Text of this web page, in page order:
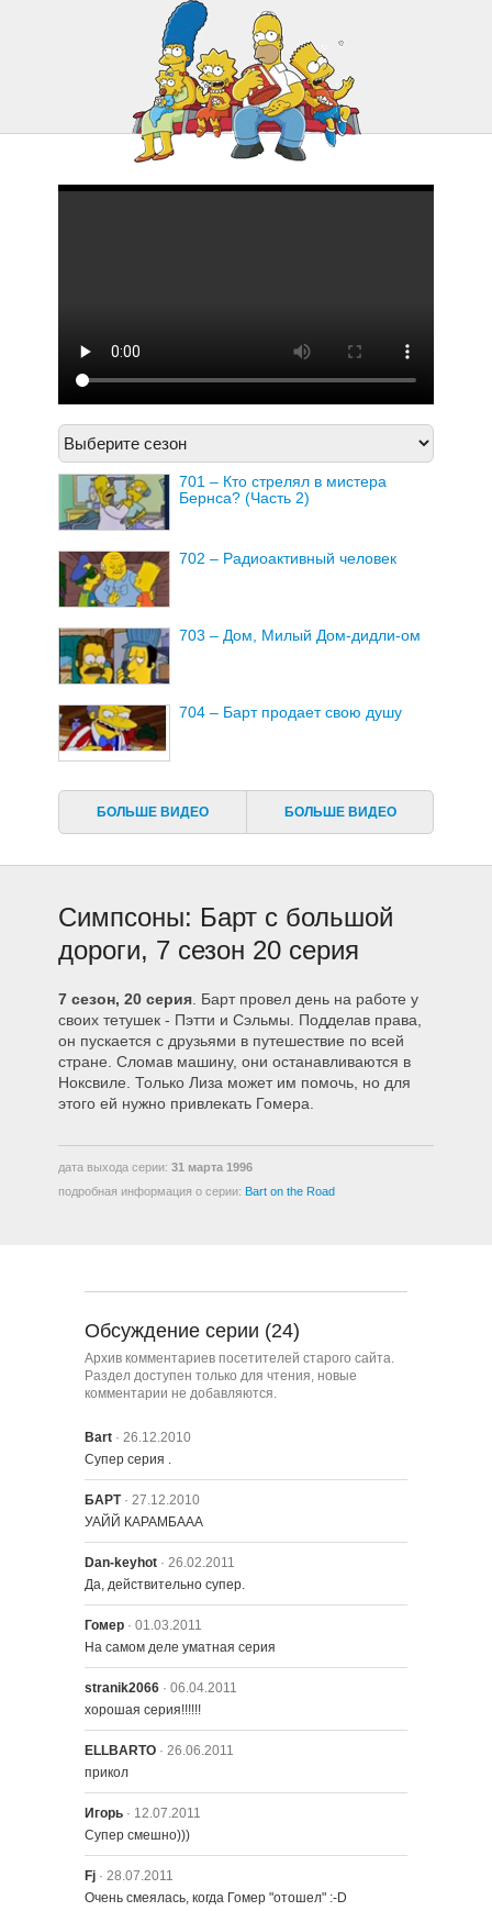
725 – Лето на пляже
701 – Кто стрелял в мистера
Бернса? (Часть 2)
702 – Радиоактивный человек
703 – Дом, Милый Дом-дидли-ом
704 – Барт продает свою душу
707 – Гомер Королевского
Размера
708 – Бабушка Симпсон
709 – Последний Выход Шестерки
Боба
710 – Грандиозный 138й эпизод
«Симпсонов»
713 – Два Плохих Соседа
715 – Барт Сыщик
716 – Любознательная Лиза
717 – Гомер как Смитерс
718 – День Когда Умерло Насилие
719 – Рыба по имени Сэльма
720 – Барт с большой дороги
БОЛЬШЕ ВИДЕО БОЛЬШЕ ВИДЕО
Симпсоны: Барт с большой
дороги, 7 сезон 20 серия
7 сезон, 20 серия . Барт провел день на работе у
своих тетушек - Пэтти и Сэльмы. Подделав права,
он пускается с друзьями в путешествие по всей
стране. Сломав машину, они останавливаются в
Ноксвиле. Только Лиза может им помочь, но для
этого ей нужно привлекать Гомера.
дата выхода серии: 31 марта 1996
подробная информация о серии: Bart on the Road
Обсуждение серии (24)
Архив комментариев посетителей старого сайта.
Раздел доступен только для чтения, новые
комментарии не добавляются.
Bart · 26.12.2010
Супер серия .
БАРТ· 27.12.2010
УАЙЙ КАРАМБААА
Dan-keyhot · 26.02.2011
Да, действительно супер.
Гомер · 01.03.2011
На самом деле уматная серия
stranik2066 · 06.04.2011
хорошая серия!!!!!!
ELLBARTO · 26.06.2011
прикол
Игорь · 12.07.2011
Супер смешно)))
Fj · 28.07.2011
Очень смеялась, когда Гомер "отошел" :-D